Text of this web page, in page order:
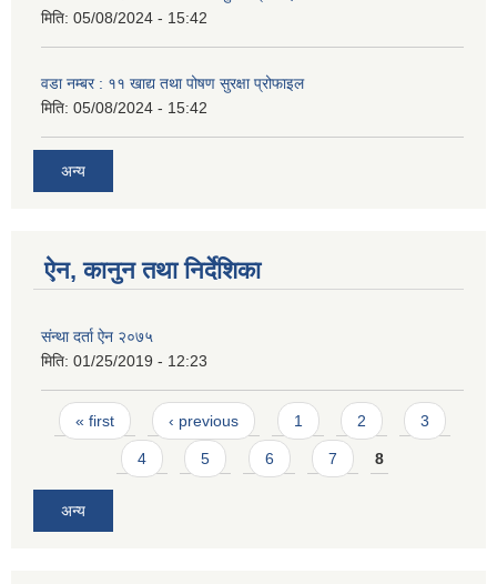
मिति: 05/08/2024 - 15:42
वडा नम्बर : ११ खाद्य तथा पोषण सुरक्षा प्रोफाइल
मिति: 05/08/2024 - 15:42
अन्य
ऐन, कानुन तथा निर्देशिका
संन्था दर्ता ऐन २०७५
मिति: 01/25/2019 - 12:23
Pages
« first ‹ previous 1 2 3
4 5 6 7 8
अन्य